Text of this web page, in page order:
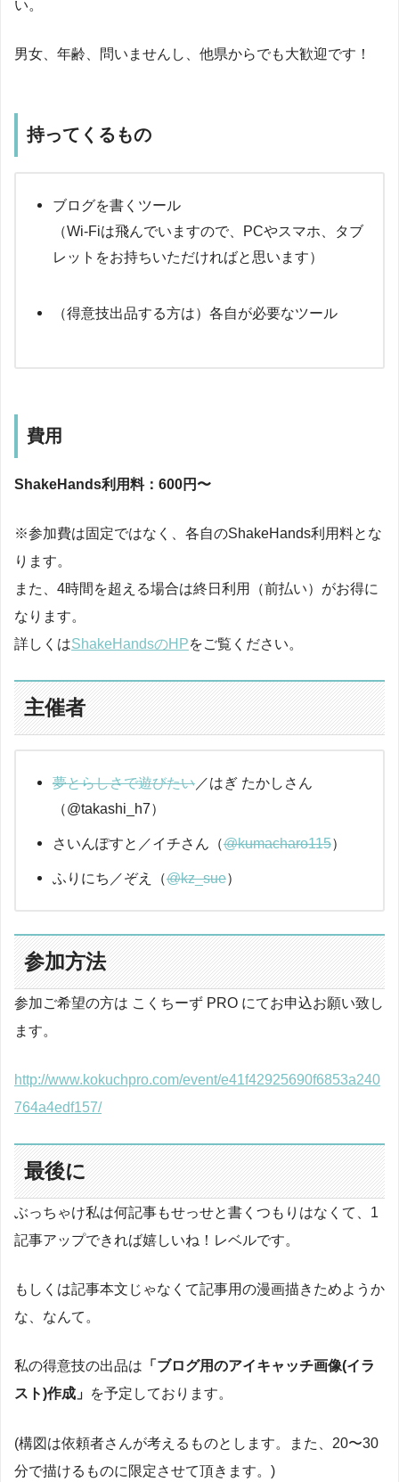
い。
男女、年齢、問いませんし、他県からでも大歓迎です！
持ってくるもの
ブログを書くツール
（Wi-Fiは飛んでいますので、PCやスマホ、タブ
レットをお持ちいただければと思います）
（得意技出品する方は）各自が必要なツール
費用
ShakeHands利用料：600円〜
※参加費は固定ではなく、各自のShakeHands利用料とな
ります。
また、4時間を超える場合は終日利用（前払い）がお得に
なります。
詳しくはShakeHandsのHPをご覧ください。
主催者
夢とらしさで遊びたい／はぎ たかしさん
（@takashi_h7）
さいんぽすと／イチさん（@kumacharo115）
ふりにち／ぞえ（@kz_sue）
参加方法
参加ご希望の方は こくちーず PRO にてお申込お願い致し
ます。
http://www.kokuchpro.com/event/e41f42925690f6853a240
764a4edf157/
最後に
ぶっちゃけ私は何記事もせっせと書くつもりはなくて、1
記事アップできれば嬉しいね！レベルです。
もしくは記事本文じゃなくて記事用の漫画描きためようか
な、なんて。
私の得意技の出品は 「ブログ用のアイキャッチ画像(イラ
スト)作成」 を予定しております。
(構図は依頼者さんが考えるものとします。また、20〜30
分で描けるものに限定させて頂きます。)